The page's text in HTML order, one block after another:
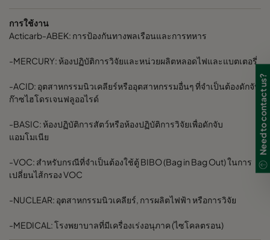
305 610 292 900
610 610 292 1200 200
305 610 200
610 610 292 1200 200
305 610 292 600 200
610 500
305 610 292 250
การใช้งาน
Acticarb-ABEK: การป้องกันทางพลเรือนและการทหาร
-MERCURY: ห้องปฏิบัติการวิจัยและหน่วยผลิตหลอดไฟและแบตเตอรี่
-ACID: อุตสาหกรรมนิวเคลียร์หรืออุตสาหกรรมอื่นๆ ที่จำเป็นต้องดักจับ
ก๊าซไฮโดรเจนฟลูออไรด์
-BASIC: ห้องปฏิบัติการสัตว์หรือห้องปฏิบัติการวิจัยเพื่อดักจับ
แอมโมเนีย
-VOC: สำหรับกรณีที่จำเป็นต้องใช้ตู้ BIBO (Bag in Bag Out) ในการ
เปลี่ยนไส้กรอง VOC
-NUCLEAR: อุตสาหกรรมนิวเคลียร์, การผลิตไฟฟ้า หรือการวิจัย
-MEDICAL: โรงพยาบาลที่มีเครื่องเร่งอนุภาค (ไซโคลตรอน)
Need to contact us?